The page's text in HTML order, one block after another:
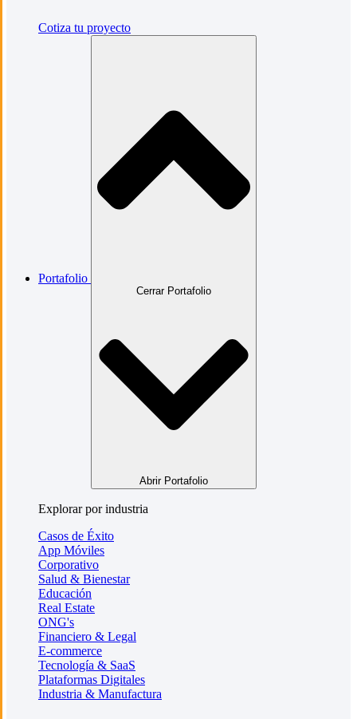
Cotiza tu proyecto
Portafolio
Cerrar Portafolio
Abrir Portafolio
Explorar por industria
Casos de Éxito
App Móviles
Corporativo
Salud & Bienestar
Educación
Real Estate
ONG's
Financiero & Legal
E-commerce
Tecnología & SaaS
Plataformas Digitales
Industria & Manufactura